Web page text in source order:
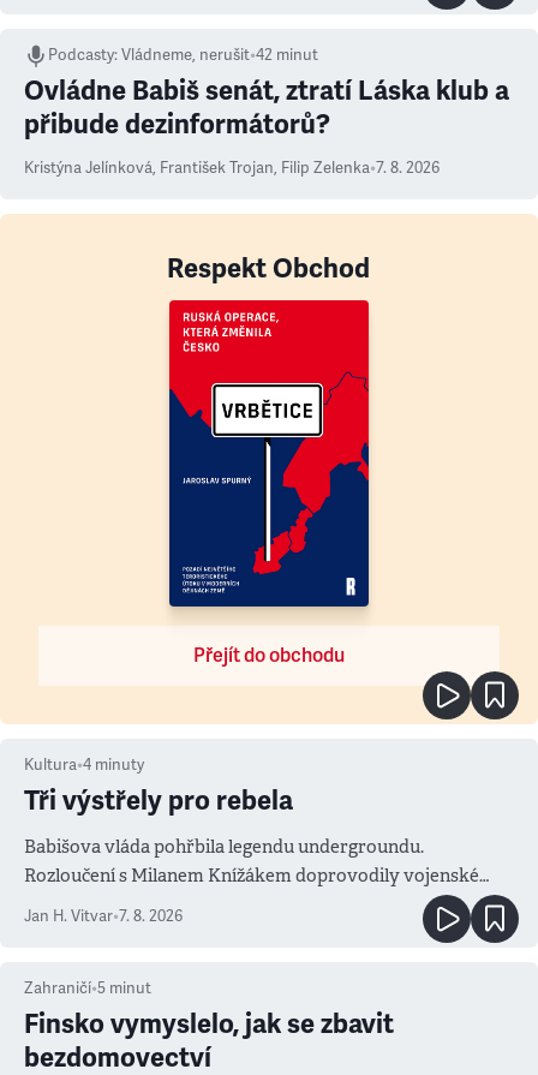
Podcasty:Vládneme, nerušit•42 minut
Ovládne Babiš senát, ztratí Láska klub a
přibude dezinformátorů?
Kristýna Jelínková, František Trojan, Filip Zelenka•7. 8. 2026
Respekt Obchod
Přejít do obchodu
Kultura•4 minuty
Tři výstřely pro rebela
Babišova vláda pohřbila legendu undergroundu.
Rozloučení s Milanem Knížákem doprovodily vojenské
salvy i kritika pokrokářů
Jan H. Vitvar•7. 8. 2026
Zahraničí•5 minut
Finsko vymyslelo, jak se zbavit
bezdomovectví